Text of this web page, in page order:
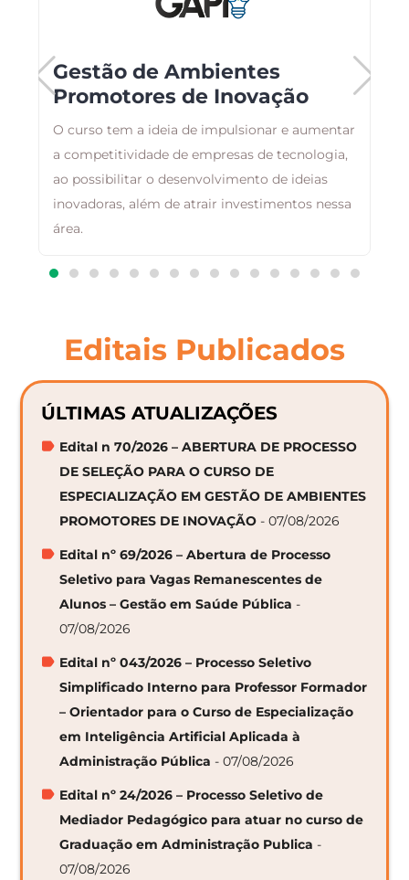
Gestão de Ambientes
Promotores de Inovação
O curso tem a ideia de impulsionar e aumentar
a competitividade de empresas de tecnologia,
ao possibilitar o desenvolvimento de ideias
inovadoras, além de atrair investimentos nessa
área.
Editais Publicados
ÚLTIMAS ATUALIZAÇÕES
Edital n 70/2026 – ABERTURA DE PROCESSO
DE SELEÇÃO PARA O CURSO DE
ESPECIALIZAÇÃO EM GESTÃO DE AMBIENTES
PROMOTORES DE INOVAÇÃO - 07/08/2026
Edital nº 69/2026 – Abertura de Processo
Seletivo para Vagas Remanescentes de
Alunos – Gestão em Saúde Pública -
07/08/2026
Edital nº 043/2026 – Processo Seletivo
Simplificado Interno para Professor Formador
– Orientador para o Curso de Especialização
em Inteligência Artificial Aplicada à
Administração Pública - 07/08/2026
Edital nº 24/2026 – Processo Seletivo de
Mediador Pedagógico para atuar no curso de
Graduação em Administração Publica -
07/08/2026